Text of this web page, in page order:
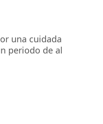
una cuidada
periodo de al